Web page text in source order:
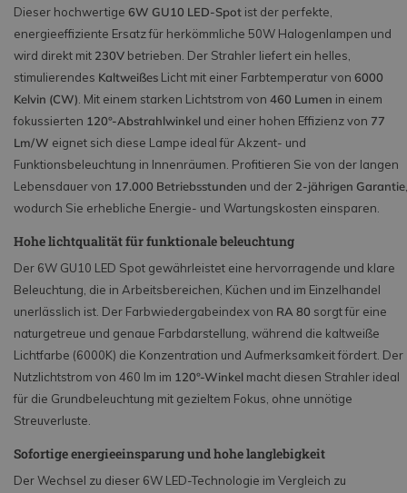
Dieser hochwertige 6W GU10 LED-Spot ist der perfekte,
energieeffiziente Ersatz für herkömmliche 50W Halogenlampen und
wird direkt mit 230V betrieben. Der Strahler liefert ein helles,
stimulierendes Kaltweißes Licht mit einer Farbtemperatur von 6000
Kelvin (CW). Mit einem starken Lichtstrom von 460 Lumen in einem
fokussierten 120°-Abstrahlwinkel und einer hohen Effizienz von 77
Lm/W eignet sich diese Lampe ideal für Akzent- und
Funktionsbeleuchtung in Innenräumen. Profitieren Sie von der langen
Lebensdauer von 17.000 Betriebsstunden und der 2-jährigen Garantie,
wodurch Sie erhebliche Energie- und Wartungskosten einsparen.
Hohe lichtqualität für funktionale beleuchtung
Der 6W GU10 LED Spot gewährleistet eine hervorragende und klare
Beleuchtung, die in Arbeitsbereichen, Küchen und im Einzelhandel
unerlässlich ist. Der Farbwiedergabeindex von RA 80 sorgt für eine
naturgetreue und genaue Farbdarstellung, während die kaltweiße
Lichtfarbe (6000K) die Konzentration und Aufmerksamkeit fördert. Der
Nutzlichtstrom von 460 lm im 120°-Winkel macht diesen Strahler ideal
für die Grundbeleuchtung mit gezieltem Fokus, ohne unnötige
Streuverluste.
Sofortige energieeinsparung und hohe langlebigkeit
Der Wechsel zu dieser 6W LED-Technologie im Vergleich zu